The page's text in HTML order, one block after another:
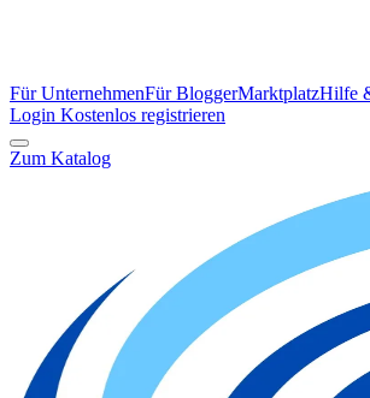
Für UnternehmenFür BloggerMarktplatzHilfe
Login Kostenlos registrieren
Zum Katalog